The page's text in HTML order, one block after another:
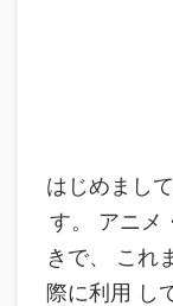
はじめまし
す。 アニメ
きで、 これ
際に利用 し